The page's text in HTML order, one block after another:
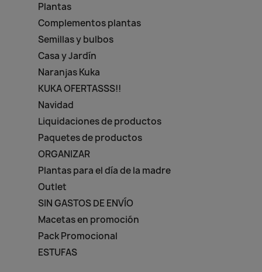
Plantas
Complementos plantas
Semillas y bulbos
Casa y Jardín
Naranjas Kuka
KUKA OFERTASSS!!
Navidad
Liquidaciones de productos
Paquetes de productos
ORGANIZAR
Plantas para el día de la madre
Outlet
SIN GASTOS DE ENVÍO
Macetas en promoción
Pack Promocional
ESTUFAS